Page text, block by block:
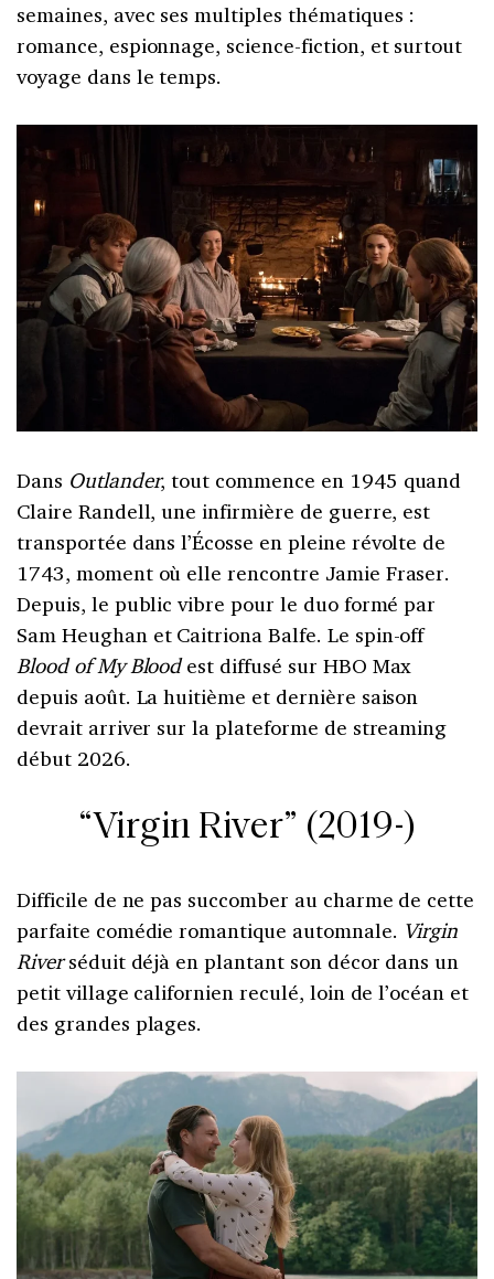
semaines, avec ses multiples thématiques :
romance, espionnage, science-fiction, et surtout
voyage dans le temps.
Dans Outlander, tout commence en 1945 quand
Claire Randell, une infirmière de guerre, est
transportée dans l’Écosse en pleine révolte de
1743, moment où elle rencontre Jamie Fraser.
Depuis, le public vibre pour le duo formé par
Sam Heughan et Caitriona Balfe. Le spin-off
Blood of My Bloodest diffusé sur HBO Max
depuis août. La huitième et dernière saison
devrait arriver sur la plateforme de streaming
début 2026.
“Virgin River” (2019-)
Difficile de ne pas succomber au charme de cette
parfaite comédie romantique automnale. Virgin
Riverséduit déjà en plantant son décor dans un
petit village californien reculé, loin de l’océan et
des grandes plages.